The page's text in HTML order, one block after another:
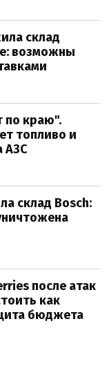
склад
возможны
по краю".
топливо и
АЗС
склад Bosch:
после атак
как
бюджета